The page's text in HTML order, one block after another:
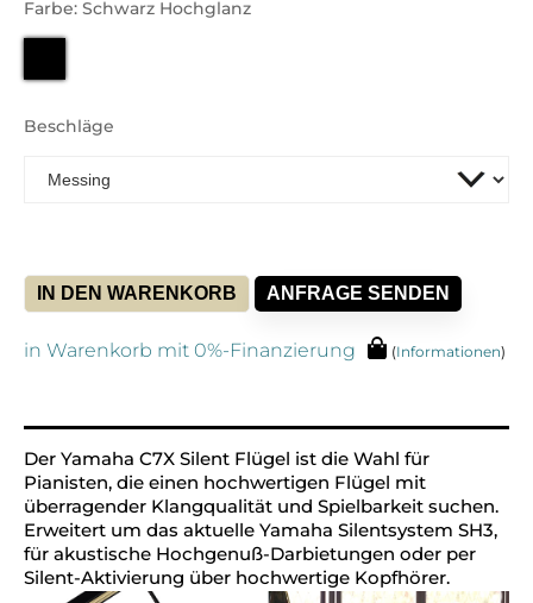
Farbe: Schwarz Hochglanz
Beschläge
IN DEN WARENKORB ANFRAGE SENDEN
in Warenkorb mit 0%-Finanzierung (Informationen)
Der Yamaha C7X Silent Flügel ist die Wahl für
Pianisten, die einen hochwertigen Flügel mit
überragender Klangqualität und Spielbarkeit suchen.
Erweitert um das aktuelle Yamaha Silentsystem SH3,
für akustische Hochgenuß-Darbietungen oder per
Silent-Aktivierung über hochwertige Kopfhörer.